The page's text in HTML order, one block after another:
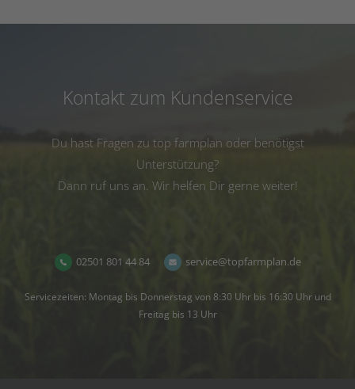
Kontakt zum Kundenservice
Du hast Fragen zu top farmplan oder benötigst
Unterstützung?
Dann ruf uns an. Wir helfen Dir gerne weiter!
02501 801 44 84 service@topfarmplan.de
Servicezeiten: Montag bis Donnerstag von 8:30 Uhr bis 16:30 Uhr und
Freitag bis 13 Uhr